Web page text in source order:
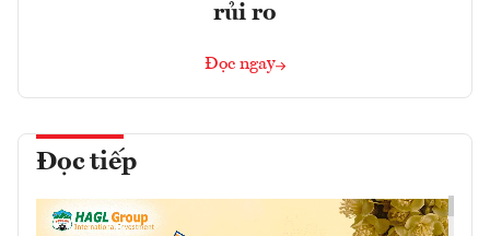
rủi ro
Đọc ngay
Đọc tiếp